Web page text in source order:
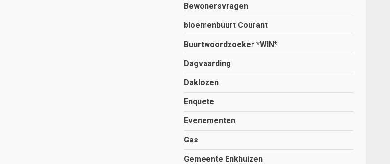
Bewonersvragen
bloemenbuurt Courant
Buurtwoordzoeker *WIN*
Dagvaarding
Daklozen
Enquete
Evenementen
Gas
Gemeente Enkhuizen